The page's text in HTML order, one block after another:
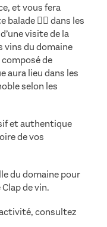
et vous fera
balade 🚶‍♂️ dans les
visite de la
vins du domaine
de
aura lieu dans les
selon les
et authentique
de vos
du domaine pour
de vin.
consultez